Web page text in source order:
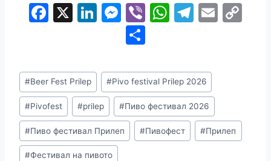
F
e
b
o
o
k
X Li
e
dI
n
M
e
s
s
e
n
g
er
Vi W
s
A
p
p
T
gr
a
m
E
ar
e
Post
Tags:
#Beer Fest Prilep #Pivo festival Prilep 2026
#Pivofest #prilep #Пиво фестивал 2026
#Пиво фестивал Прилеп #Пивофест #Прилеп
#Фестивал на пивото